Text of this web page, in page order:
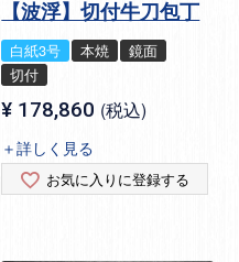
【波浮】切付牛刀包丁
白紙3号 本焼
鏡面
切付
¥ 178,860 税込
＋詳しく見る
お気に入りに登録する